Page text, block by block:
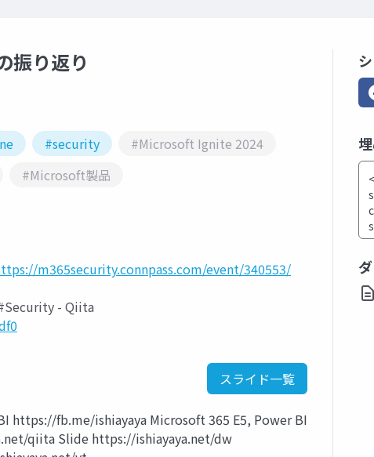
り返り
#security
#Microsoft Ignite 2024
#Microsoft製品
m365security.connpass.com/event/340553/
- Qiita
スライド一覧
https://fb.me/ishiayaya Microsoft 365 E5, Power BI
qiita Slide https://ishiayaya.net/dw